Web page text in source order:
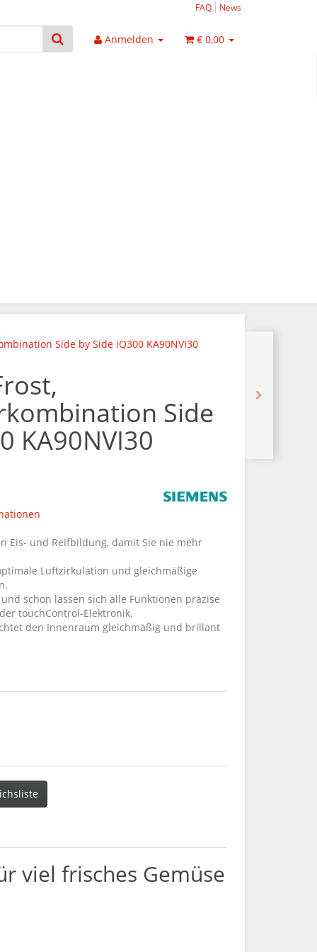
FAQ News
Anmelden € 0,00
Side by Side iQ300 KA90NVI30
Side
KA90NVI30
Eis- und Reifbildung, damit Sie nie mehr
Luftzirkulation und gleichmäßige
schon lassen sich alle Funktionen präzise
touchControl-Elektronik.
den Innenraum gleichmäßig und brillant
viel frisches Gemüse